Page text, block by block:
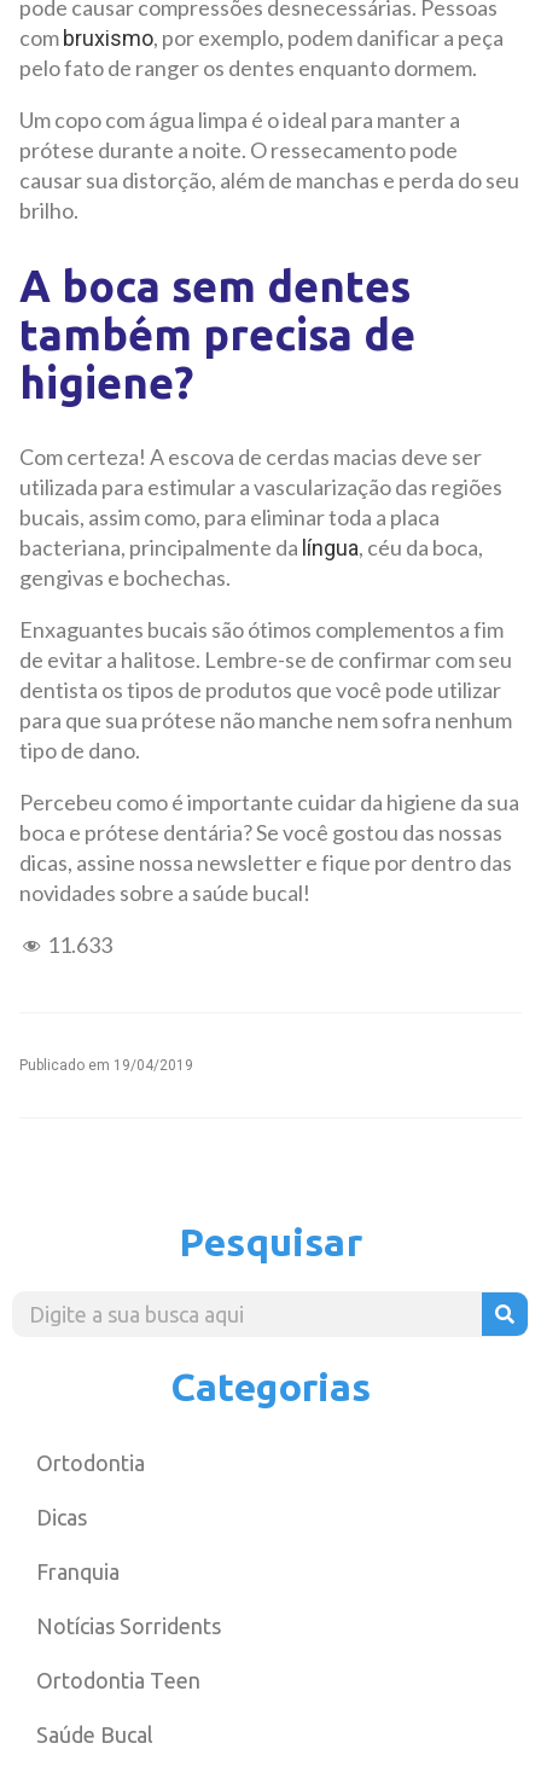
pode causar compressões desnecessárias. Pessoas
combruxismo, por exemplo, podem danificar a peça
pelo fato de ranger os dentes enquanto dormem.
Um copo com água limpa é o ideal para manter a
prótese durante a noite. O ressecamento pode
causar sua distorção, além de manchas e perda do seu
brilho.
A boca sem dentes
também precisa de
higiene?
Com certeza! A escova de cerdas macias deve ser
utilizada para estimular a vascularização das regiões
bucais, assim como, para eliminar toda a placa
bacteriana, principalmente da língua, céu da boca,
gengivas e bochechas.
Enxaguantes bucais são ótimos complementos a fim
de evitar a halitose. Lembre-se de confirmar com seu
dentista os tipos de produtos que você pode utilizar
para que sua prótese não manche nem sofra nenhum
tipo de dano.
Percebeu como é importante cuidar da higiene da sua
boca e prótese dentária? Se você gostou das nossas
dicas, assine nossa newsletter e fique por dentro das
novidades sobre a saúde bucal!
11.633
Publicado em 19/04/2019
Pesquisar
Categorias
Ortodontia
Dicas
Franquia
Notícias Sorridents
Ortodontia Teen
Saúde Bucal